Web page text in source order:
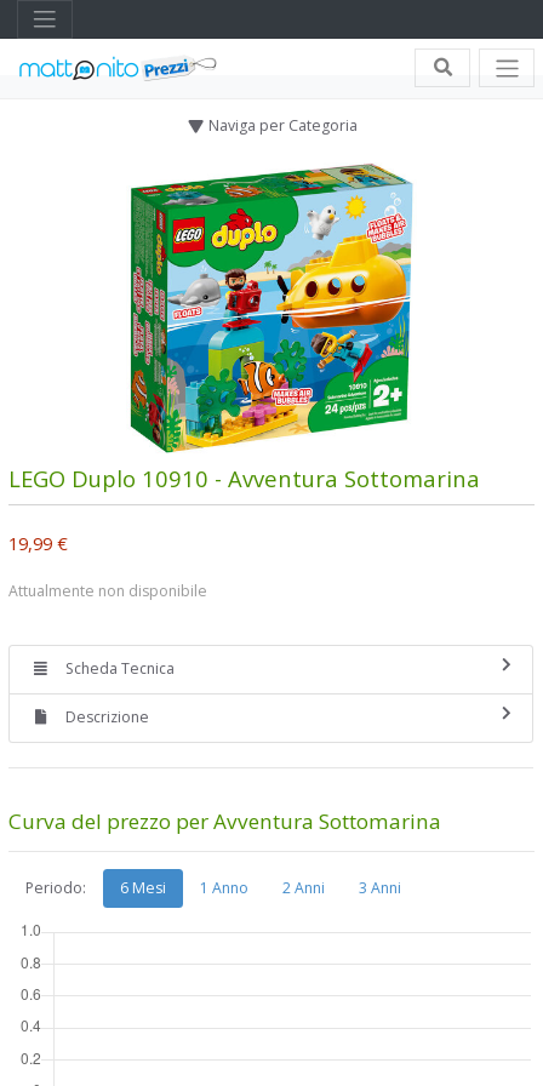
Naviga per Categoria
LEGO Duplo 10910 - Avventura Sottomarina
19,99 €
Attualmente non disponibile
Scheda Tecnica
Descrizione
Curva del prezzo per Avventura Sottomarina
Periodo: 6 Mesi 1 Anno 2 Anni 3 Anni